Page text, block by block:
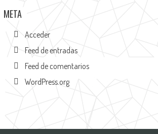
META
Acceder
Feed de entradas
Feed de comentarios
WordPress.org